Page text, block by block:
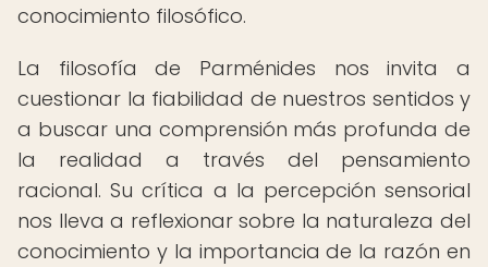
conocimiento filosófico.
La filosofía de Parménides nos invita a
cuestionar la fiabilidad de nuestros sentidos y
a buscar una comprensión más profunda de
la realidad a través del pensamiento
racional. Su crítica a la percepción sensorial
nos lleva a reflexionar sobre la naturaleza del
conocimiento y la importancia de la razón en